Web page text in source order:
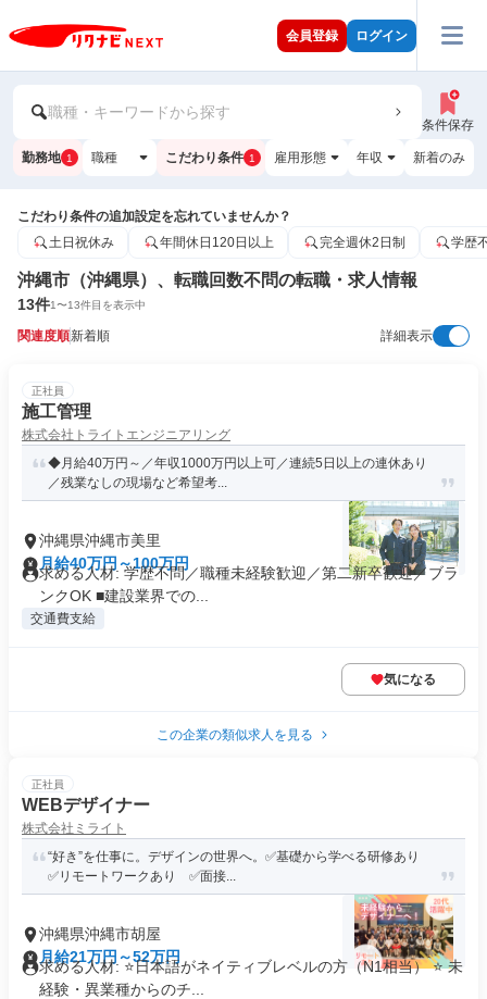
会員登録 ログイン
職種・キーワードから探す
条件保存
勤務地 1 職種 こだわり条件 1 雇用形態 年収 新着のみ
こだわり条件の追加設定を忘れていませんか？
土日祝休み
年間休日120日以上 完全週休2日制 学歴
沖縄市（沖縄県）、転職回数不問の転職・求人情報
13件1〜13件目を表示中
関連度順新着順 詳細表示
正社員
施工管理
株式会社トライトエンジニアリング
◆月給40万円～／年収1000万円以上可／連続5日以上の連休あり
／残業なしの現場など希望考...
沖縄県沖縄市美里
月給40万円～100万円
求める人材: 学歴不問／職種未経験歓迎／第二新卒歓迎／ブラ
ンクOK ■建設業界での...
交通費支給
気になる
この企業の類似求人を見る
正社員
WEBデザイナー
株式会社ミライト
“好き”を仕事に。デザインの世界へ。✅基礎から学べる研修あり
✅リモートワークあり ✅面接...
沖縄県沖縄市胡屋
月給21万円～52万円
求める人材: ⭐日本語がネイティブレベルの方（N1相当） ⭐ 未
経験・異業種からのチ...